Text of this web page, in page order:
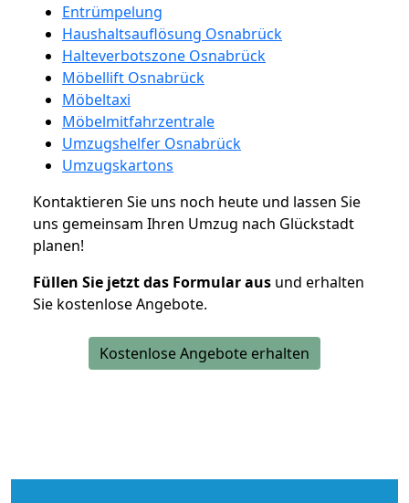
Entrümpelung
Haushaltsauflösung Osnabrück
Halteverbotszone Osnabrück
Möbellift Osnabrück
Möbeltaxi
Möbelmitfahrzentrale
Umzugshelfer Osnabrück
Umzugskartons
Kontaktieren Sie uns noch heute und lassen Sie
uns gemeinsam Ihren Umzug nach Glückstadt
planen!
Füllen Sie jetzt das Formular aus und erhalten
Sie kostenlose Angebote.
Kostenlose Angebote erhalten